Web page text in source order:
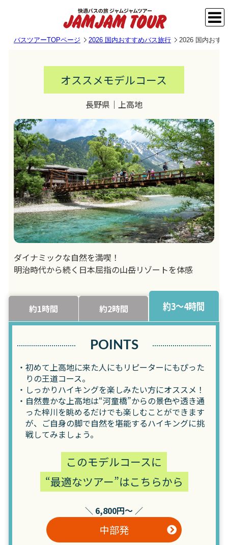
バスツアーTOPページ 2026 国内おすすめバス旅行 2026 国内おす
オススメモデルコース
長野県｜上高地
ダイナミックな自然を満喫！
明治時代から続く日本屈指の山岳リゾートを体感
約1時間 約2時間 約3～4時間
POINTS
初めて上高地に来た人にもリピーターにもぴった
りの王道コース。
しっかりハイキングを楽しみたい方にオススメ！
自然豊かな上高地は“河童橋”からの景色や透き通
った梓川を眺めるだけでも楽しむことができます
が、ご自身の脚で自然を堪能するハイキングに挑
戦してみましょう。
このモデルコースに
“最適なツアー”はこちらから
＼ 6,800円～ ／
中部発